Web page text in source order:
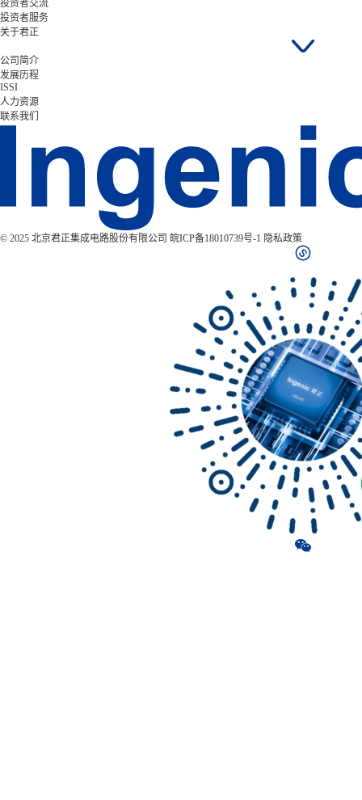
投资者交流
投资者服务
关于君正
公司简介
发展历程
ISSI
人力资源
联系我们
© 2025 北京君正集成电路股份有限公司 皖ICP备18010739号-1 隐私政策